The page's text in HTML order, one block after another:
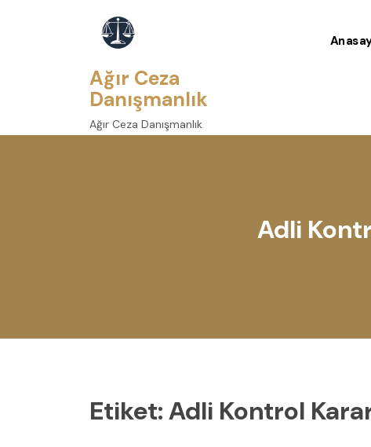
Ağır Ceza
Danışmanlık
Ağır Ceza Danışmanlık
Adli
Etiket:Adli Kontrol